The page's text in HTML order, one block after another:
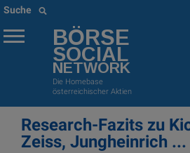
Suche
BÖRSE
SOCIAL
NETWORK
Die Homebase
österreichischer Aktien
Research-Fazits zu
Zeiss, Jungheinrich ...